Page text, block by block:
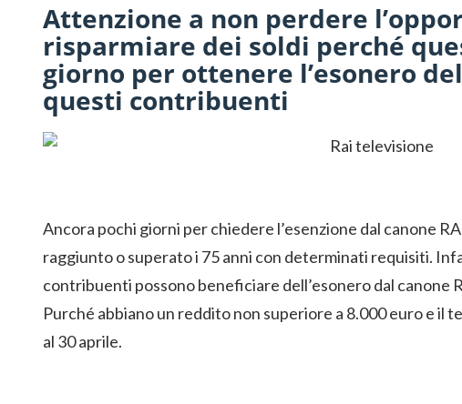
Attenzione a non perdere
risparmiare dei soldi perché
giorno per ottenere l’esonero
questi contribuenti
Ancora pochi giorni per chiedere l’esenzione dal canone
raggiunto o superato i 75 anni con determinati requisiti.
contribuenti possono beneficiare dell’esonero dal canone
Purché abbiano un reddito non superiore a 8.000 euro e il
al 30 aprile.